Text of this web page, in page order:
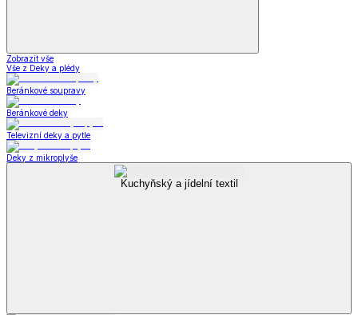
Zobrazit vše
Vše z Deky a plédy
Beránkové soupravy
Beránkové deky
Televizní deky a pytle
Deky z mikroplyše
Kuchyňský a jídelní textil